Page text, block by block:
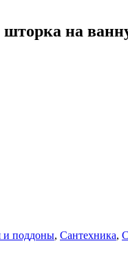
на
и поддоны, Сантехника,